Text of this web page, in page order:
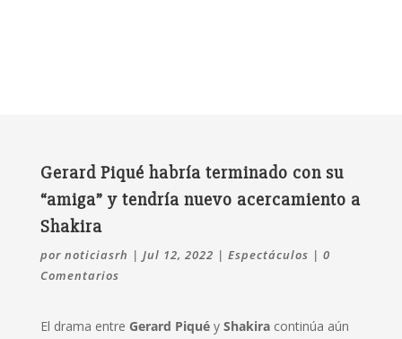
Gerard Piqué habría terminado con su
“amiga” y tendría nuevo acercamiento a
Shakira
por noticiasrh | Jul 12, 2022 | Espectáculos | 0
Comentarios
El drama entre Gerard PiquéyShakiracontinúa aún